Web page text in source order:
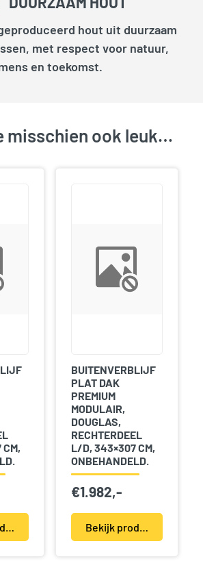
hout uit duurzaam
met respect voor natuur,
en toekomst.
misschien ook leuk…
BUITENVERBLIJF
PLAT DAK
PREMIUM
MODULAIR,
DOUGLAS,
RECHTERDEEL
L/D, 343×307 CM,
ONBEHANDELD.
€1.982,-